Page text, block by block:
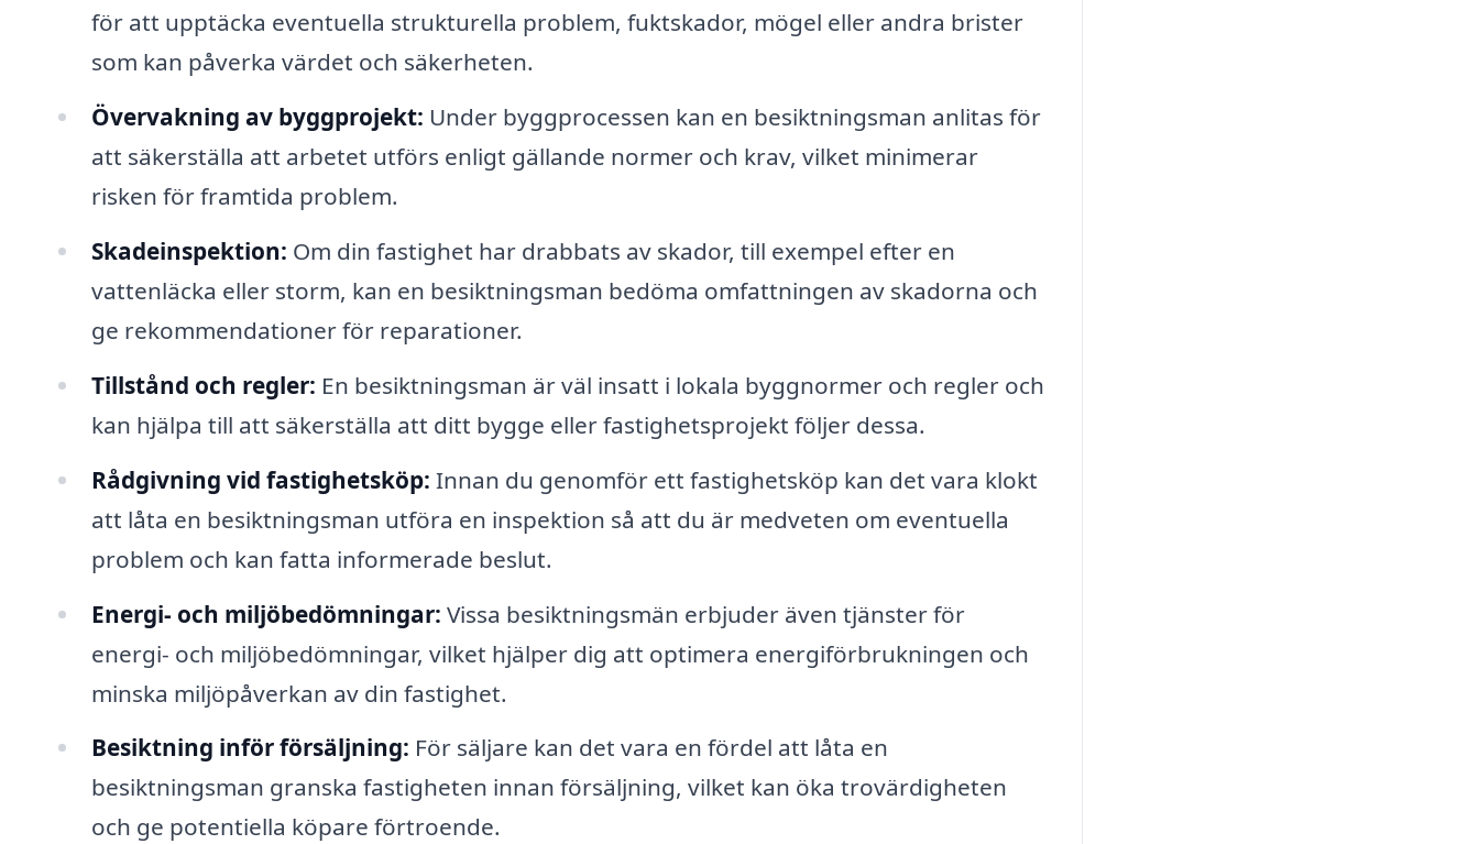
för att upptäcka eventuella strukturella problem, fuktskador, mögel eller andra brister
som kan påverka värdet och säkerheten.
Övervakning av byggprojekt: Under byggprocessen kan en besiktningsman anlitas för
att säkerställa att arbetet utförs enligt gällande normer och krav, vilket minimerar
risken för framtida problem.
Skadeinspektion: Om din fastighet har drabbats av skador, till exempel efter en
vattenläcka eller storm, kan en besiktningsman bedöma omfattningen av skadorna och
ge rekommendationer för reparationer.
Tillstånd och regler: En besiktningsman är väl insatt i lokala byggnormer och regler och
kan hjälpa till att säkerställa att ditt bygge eller fastighetsprojekt följer dessa.
Rådgivning vid fastighetsköp: Innan du genomför ett fastighetsköp kan det vara klokt
att låta en besiktningsman utföra en inspektion så att du är medveten om eventuella
problem och kan fatta informerade beslut.
Energi- och miljöbedömningar: Vissa besiktningsmän erbjuder även tjänster för
energi- och miljöbedömningar, vilket hjälper dig att optimera energiförbrukningen och
minska miljöpåverkan av din fastighet.
Besiktning inför försäljning: För säljare kan det vara en fördel att låta en
besiktningsman granska fastigheten innan försäljning, vilket kan öka trovärdigheten
och ge potentiella köpare förtroende.